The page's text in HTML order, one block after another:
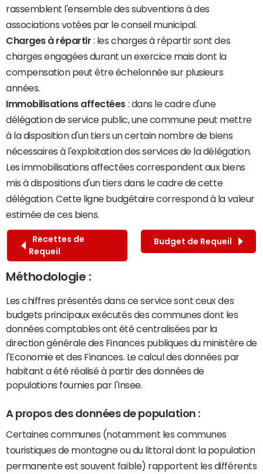
rassemblent l'ensemble des subventions à des
associations votées par le conseil municipal.
Charges à répartir : les charges à répartir sont des
charges engagées durant un exercice mais dont la
compensation peut être échelonnée sur plusieurs
années.
Immobilisations affectées : dans le cadre d'une
délégation de service public, une commune peut mettre
à la disposition d'un tiers un certain nombre de biens
nécessaires à l'exploitation des services de la délégation.
Les immobilisations affectées correspondent aux biens
mis à dispositions d'un tiers dans le cadre de cette
délégation. Cette ligne budgétaire correspond à la valeur
estimée de ces biens.
Recettes de
Requeil
Budget de Requeil
Méthodologie :
Les chiffres présentés dans ce service sont ceux des
budgets principaux exécutés des communes dont les
données comptables ont été centralisées par la
direction générale des Finances publiques du ministère de
l'Economie et des Finances. Le calcul des données par
habitant a été réalisé à partir des données de
populations fournies par l'Insee.
A propos des données de population :
Certaines communes (notamment les communes
touristiques de montagne ou du littoral dont la population
permanente est souvent faible) rapportent les différents